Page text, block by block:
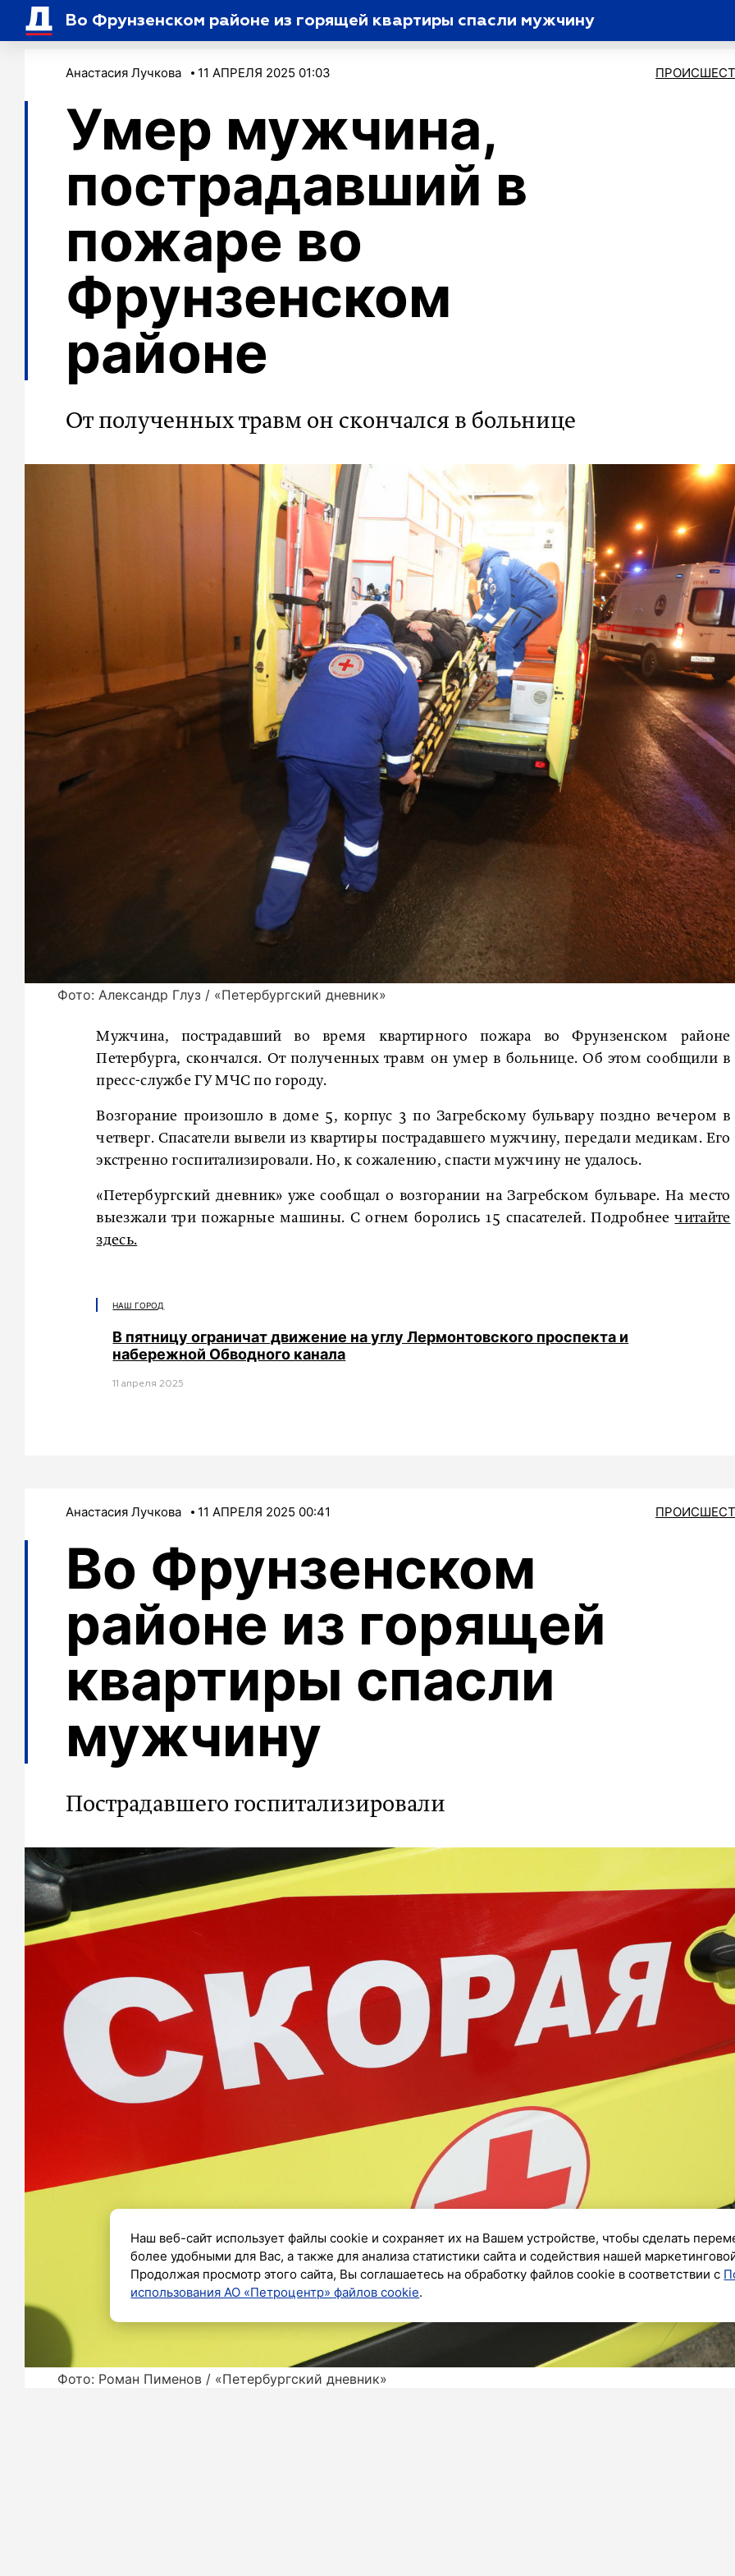
Во Фрунзенском районе из горящей квартиры спасли мужчину
Анастасия Лучкова 11 АПРЕЛЯ 2025 01:03
Умер мужчина,
пострадавший в
пожаре во
Фрунзенском
районе
От полученных травм он скончался в больнице
Фото: Александр Глуз / «Петербургский дневник»
Мужчина, пострадавший во время квартирного пожара во Фрунзенском районе
Петербурга, скончался. От полученных травм он умер в больнице. Об этом сообщили в
пресс-службе ГУ МЧС по городу.
Возгорание произошло в доме 5, корпус 3 по Загребскому бульвару поздно вечером в
четверг. Спасатели вывели из квартиры пострадавшего мужчину, передали медикам. Его
экстренно госпитализировали. Но, к сожалению, спасти мужчину не удалось.
«Петербургский дневник» уже сообщал о возгорании на Загребском бульваре. На место
выезжали три пожарные машины. С огнем боролись 15 спасателей. Подробнеечитайте
здесь.
НАШ ГОРОД
В пятницу ограничат движение на углу Лермонтовского проспекта и
набережной Обводного канала
11 апреля 2025
Анастасия Лучкова 11 АПРЕЛЯ 2025 00:41
Во Фрунзенском
районе из горящей
квартиры спасли
мужчину
Пострадавшего госпитализировали
Фото: Роман Пименов / «Петербургский дневник»
Наш веб-сайт использует файлы cookie и сохраняет их на Вашем устройстве, чтобы сделать
более удобными для Вас, а также для анализа статистики сайта и содействия нашей
Продолжая просмотр этого сайта, Вы соглашаетесь на обработку файлов cookie в соответствии с
использования АО «Петроцентр» файлов cookie.